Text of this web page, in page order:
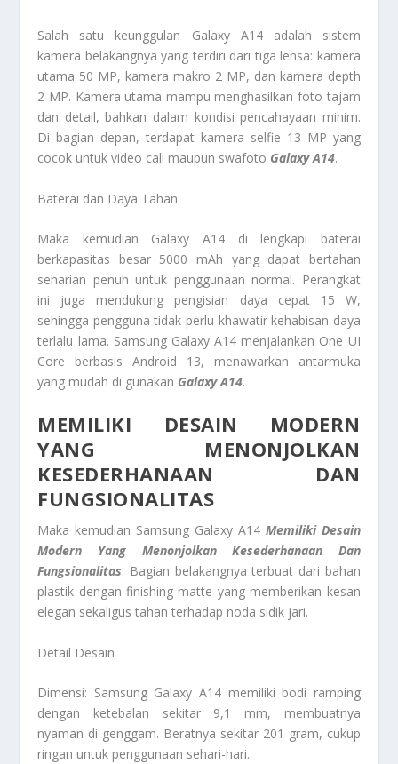
Salah satu keunggulan Galaxy A14 adalah sistem
kamera belakangnya yang terdiri dari tiga lensa: kamera
utama 50 MP, kamera makro 2 MP, dan kamera depth
2 MP. Kamera utama mampu menghasilkan foto tajam
dan detail, bahkan dalam kondisi pencahayaan minim.
Di bagian depan, terdapat kamera selfie 13 MP yang
cocok untuk video call maupun swafoto Galaxy A14.
Baterai dan Daya Tahan
Maka kemudian Galaxy A14 di lengkapi baterai
berkapasitas besar 5000 mAh yang dapat bertahan
seharian penuh untuk penggunaan normal. Perangkat
ini juga mendukung pengisian daya cepat 15 W,
sehingga pengguna tidak perlu khawatir kehabisan daya
terlalu lama. Samsung Galaxy A14 menjalankan One UI
Core berbasis Android 13, menawarkan antarmuka
yang mudah di gunakan Galaxy A14.
MEMILIKI DESAIN MODERN
YANG MENONJOLKAN
KESEDERHANAAN DAN
FUNGSIONALITAS
Maka kemudian Samsung Galaxy A14 Memiliki Desain
Modern Yang Menonjolkan Kesederhanaan Dan
Fungsionalitas. Bagian belakangnya terbuat dari bahan
plastik dengan finishing matte yang memberikan kesan
elegan sekaligus tahan terhadap noda sidik jari.
Detail Desain
Dimensi: Samsung Galaxy A14 memiliki bodi ramping
dengan ketebalan sekitar 9,1 mm, membuatnya
nyaman di genggam. Beratnya sekitar 201 gram, cukup
ringan untuk penggunaan sehari-hari.